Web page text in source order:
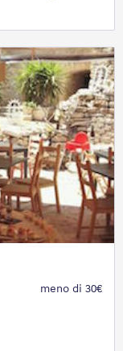
meno di 30€